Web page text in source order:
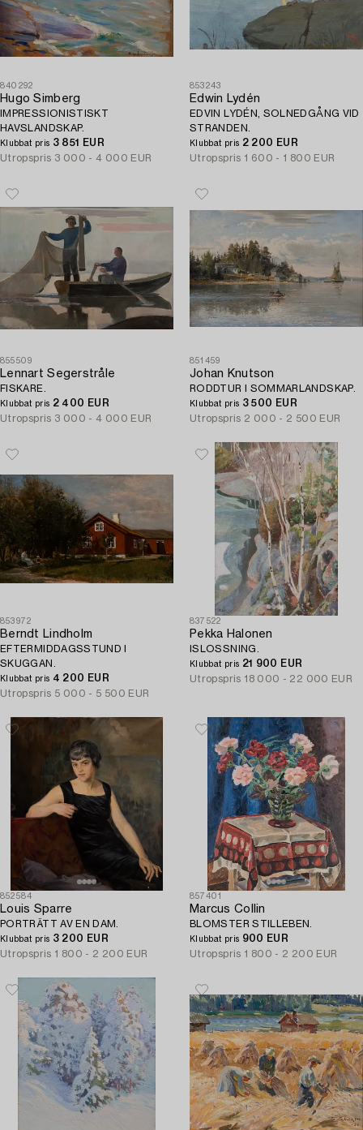
840292
Hugo Simberg
IMPRESSIONISTISKT
HAVSLANDSKAP.
Klubbat pris 3 851 EUR
Utropspris 3 000 - 4 000 EUR
853243
Edwin Lydén
EDVIN LYDÉN, SOLNEDGÅNG VID
STRANDEN.
Klubbat pris 2 200 EUR
Utropspris 1 600 - 1 800 EUR
855509
Lennart Segerstråle
FISKARE.
Klubbat pris 2 400 EUR
Utropspris 3 000 - 4 000 EUR
851459
Johan Knutson
RODDTUR I SOMMARLANDSKAP.
Klubbat pris 3 500 EUR
Utropspris 2 000 - 2 500 EUR
853972
Berndt Lindholm
EFTERMIDDAGSSTUND I
SKUGGAN.
Klubbat pris 4 200 EUR
Utropspris 5 000 - 5 500 EUR
837522
Pekka Halonen
ISLOSSNING.
Klubbat pris 21 900 EUR
Utropspris 18 000 - 22 000 EUR
852584
Louis Sparre
PORTRÄTT AV EN DAM.
Klubbat pris 3 200 EUR
Utropspris 1 800 - 2 200 EUR
857401
Marcus Collin
BLOMSTER STILLEBEN.
Klubbat pris 900 EUR
Utropspris 1 800 - 2 200 EUR